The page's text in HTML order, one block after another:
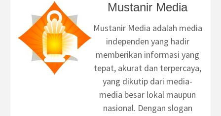
Mustanir Media
Mustanir Media adalah media
independen yang hadir
memberikan informasi yang
tepat, akurat dan terpercaya,
yang dikutip dari media-
media besar lokal maupun
nasional. Dengan slogan